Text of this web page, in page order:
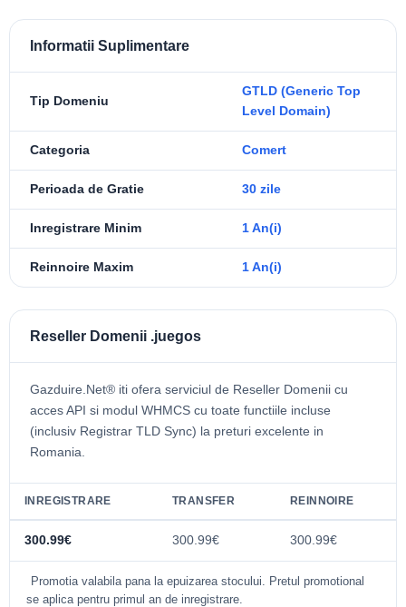
Informatii Suplimentare
Tip Domeniu
GTLD (Generic Top
Level Domain)
Categoria Comert
Perioada de Gratie 30 zile
Inregistrare Minim 1 An(i)
Reinnoire Maxim 1 An(i)
Reseller Domenii .juegos
Gazduire.Net® iti ofera serviciul de Reseller Domenii cu
acces API si modul WHMCS cu toate functiile incluse
(inclusiv Registrar TLD Sync) la preturi excelente in
Romania.
INREGISTRARE TRANSFER REINNOIRE
300.99€ 300.99€ 300.99€
Promotia valabila pana la epuizarea stocului. Pretul promotional
se aplica pentru primul an de inregistrare.